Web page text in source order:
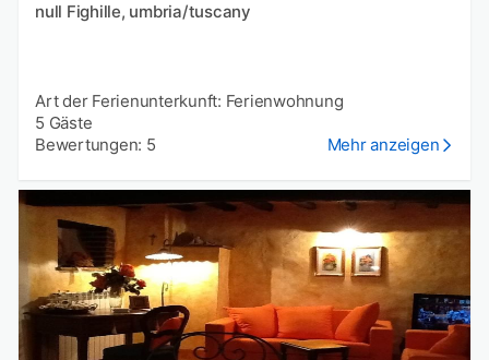
null Fighille, umbria/tuscany
Art der Ferienunterkunft: Ferienwohnung
5 Gäste
Bewertungen: 5
Mehr anzeigen